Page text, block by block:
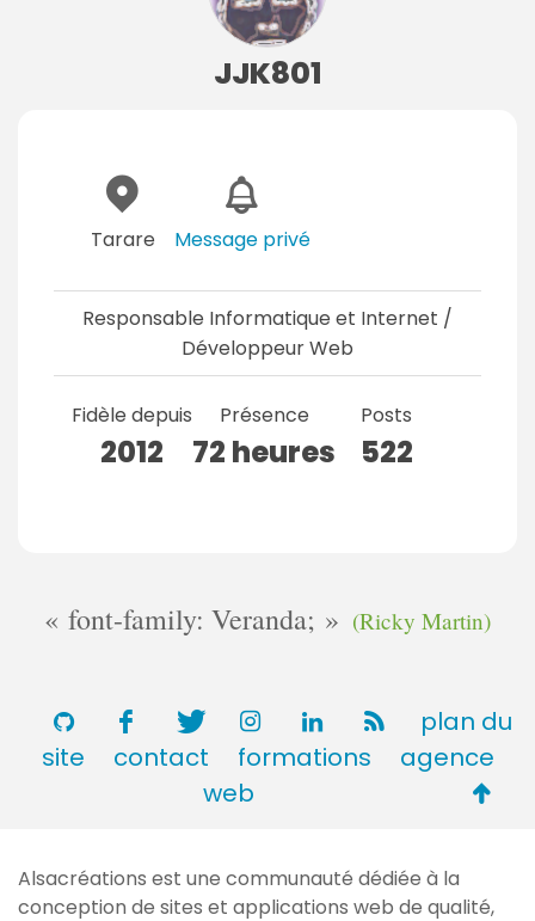
JJK801
Tarare Message privé
Responsable Informatique et Internet /
Développeur Web
Fidèle depuis
2012
Présence
72 heures
Posts
522
font-family: Veranda; (Ricky Martin)
plan du
site
contact formations
agence
web
de
Alsacréations est une communauté dédiée à la
conception de sites et applications web de qualité,